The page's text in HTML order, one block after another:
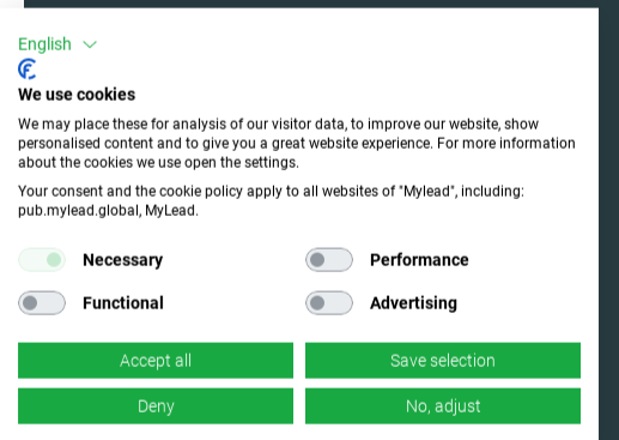
Mach mit und wähle die
perfekte Kampagne
Werde einer der MyLead-Nutzer und
wähle aus den effektivsten
Kampagnen. Ja, du hast richtig
gelesen – wir haben jede Menge
davon.
English
We use cookies
We may place these for analysis of our visitor data, to improve our website, show
personalised content and to give you a great website experience. For more information
about the cookies we use open the settings.
Your consent and the cookie policy apply to all websites of "Mylead", including:
pub.mylead.global, MyLead.
Necessary Performance
Functional Advertising
Accept all Save selection
Deny No, adjust